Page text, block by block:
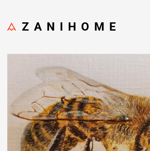
ZANIHOME